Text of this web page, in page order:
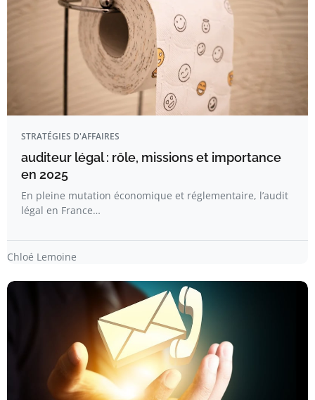
STRATÉGIES D'AFFAIRES
auditeur légal : rôle, missions et importance
en 2025
En pleine mutation économique et réglementaire, l’audit
légal en France…
Chloé Lemoine